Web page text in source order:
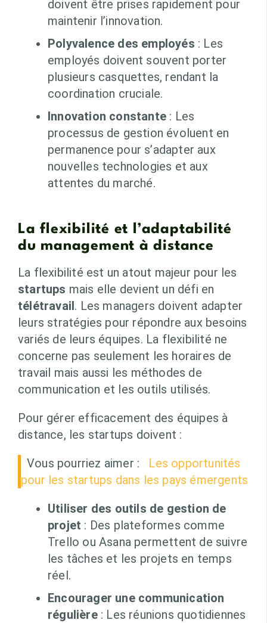
doivent être prises rapidement pour
maintenir l’innovation.
Polyvalence des employés : Les
employés doivent souvent porter
plusieurs casquettes, rendant la
coordination cruciale.
Innovation constante : Les
processus de gestion évoluent en
permanence pour s’adapter aux
nouvelles technologies et aux
attentes du marché.
La flexibilité et l’adaptabilité
du management à distance
La flexibilité est un atout majeur pour les
startups mais elle devient un défi en
télétravail. Les managers doivent adapter
leurs stratégies pour répondre aux besoins
variés de leurs équipes. La flexibilité ne
concerne pas seulement les horaires de
travail mais aussi les méthodes de
communication et les outils utilisés.
Pour gérer efficacement des équipes à
distance, les startups doivent :
Vous pourriez aimer :
Les opportunités
pour les startups dans les pays émergents
Utiliser des outils de gestion de
projet : Des plateformes comme
Trello ou Asana permettent de suivre
les tâches et les projets en temps
réel.
Encourager une communication
régulière: Les réunions quotidiennes